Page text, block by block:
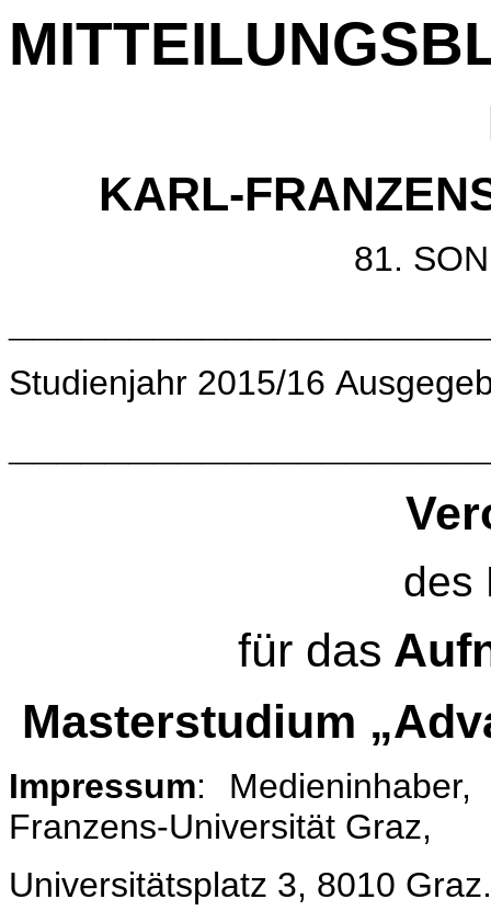
KARL-
81.
Studienjahr 2015/16
des
für das
Masterstudium
Impressum:
Franzens-Universität Graz,
Universitätsplatz 3, 8010